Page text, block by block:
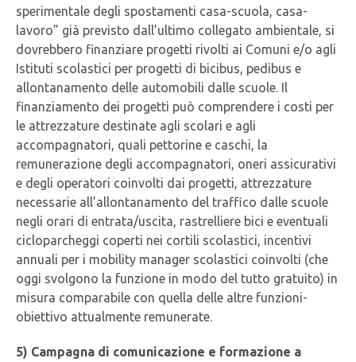
sperimentale degli spostamenti casa-scuola, casa-
lavoro” già previsto dall’ultimo collegato ambientale, si
dovrebbero finanziare progetti rivolti ai Comuni e/o agli
Istituti scolastici per progetti di bicibus, pedibus e
allontanamento delle automobili dalle scuole. Il
finanziamento dei progetti può comprendere i costi per
le attrezzature destinate agli scolari e agli
accompagnatori, quali pettorine e caschi, la
remunerazione degli accompagnatori, oneri assicurativi
e degli operatori coinvolti dai progetti, attrezzature
necessarie all’allontanamento del traffico dalle scuole
negli orari di entrata/uscita, rastrelliere bici e eventuali
cicloparcheggi coperti nei cortili scolastici, incentivi
annuali per i mobility manager scolastici coinvolti (che
oggi svolgono la funzione in modo del tutto gratuito) in
misura comparabile con quella delle altre funzioni-
obiettivo attualmente remunerate.
5) Campagna di comunicazione e formazione a